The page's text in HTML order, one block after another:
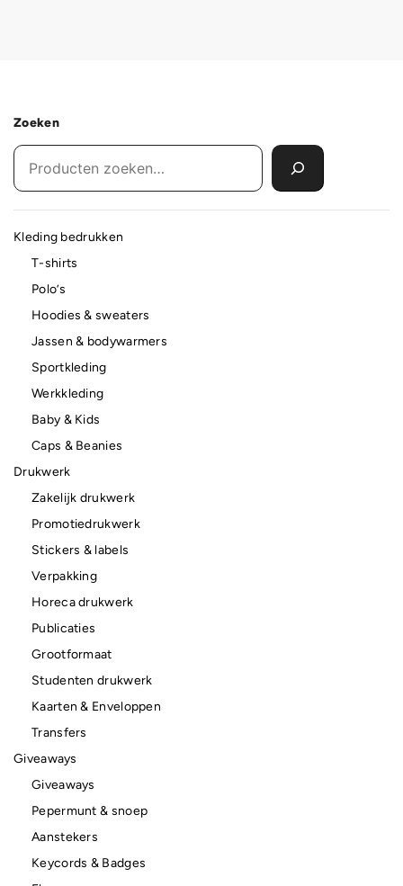
Zoeken
Kleding bedrukken
T-shirts
Polo’s
Hoodies & sweaters
Jassen & bodywarmers
Sportkleding
Werkkleding
Baby & Kids
Caps & Beanies
Drukwerk
Zakelijk drukwerk
Promotiedrukwerk
Stickers & labels
Verpakking
Horeca drukwerk
Publicaties
Grootformaat
Studenten drukwerk
Kaarten & Enveloppen
Transfers
Giveaways
Giveaways
Pepermunt & snoep
Aanstekers
Keycords & Badges